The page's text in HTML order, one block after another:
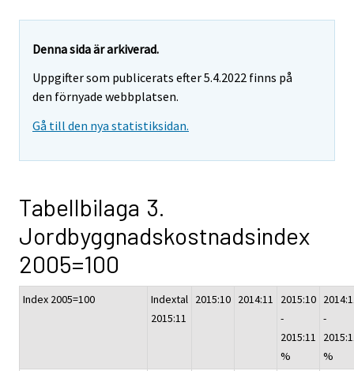
Denna sida är arkiverad.
Uppgifter som publicerats efter 5.4.2022 finns på
den förnyade webbplatsen.
Gå till den nya statistiksidan.
Tabellbilaga 3.
Jordbyggnadskostnadsindex
2005=100
Index 2005=100
Indextal
2015:11
2015:10 2014:11
2015:10
-
2015:11
%
-
%